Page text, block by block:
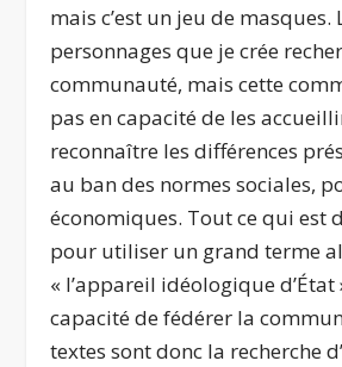
mais c’est un jeu de masques.
personnages que je crée
communauté, mais cette
pas en capacité de les
reconnaître les différences
au ban des normes sociales,
économiques. Tout ce qui est
pour utiliser un grand terme
« l’appareil idéologique d’État
capacité de fédérer la
textes sont donc la recherche